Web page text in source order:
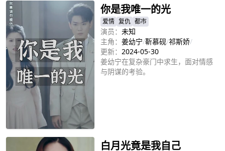
你是我唯一的光
爱情 复仇 都市
演员： 未知
主角： 姜幼宁/靳慕砚/祁斯娇/
更新： 2024-05-30
姜幼宁在复杂豪门中求生，面对情感
与阴谋的考验。
白月光竟是我自己